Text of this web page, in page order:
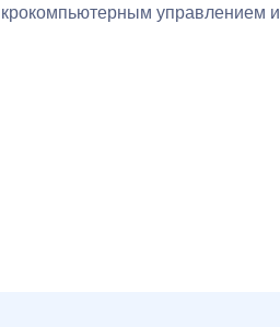
управлением и